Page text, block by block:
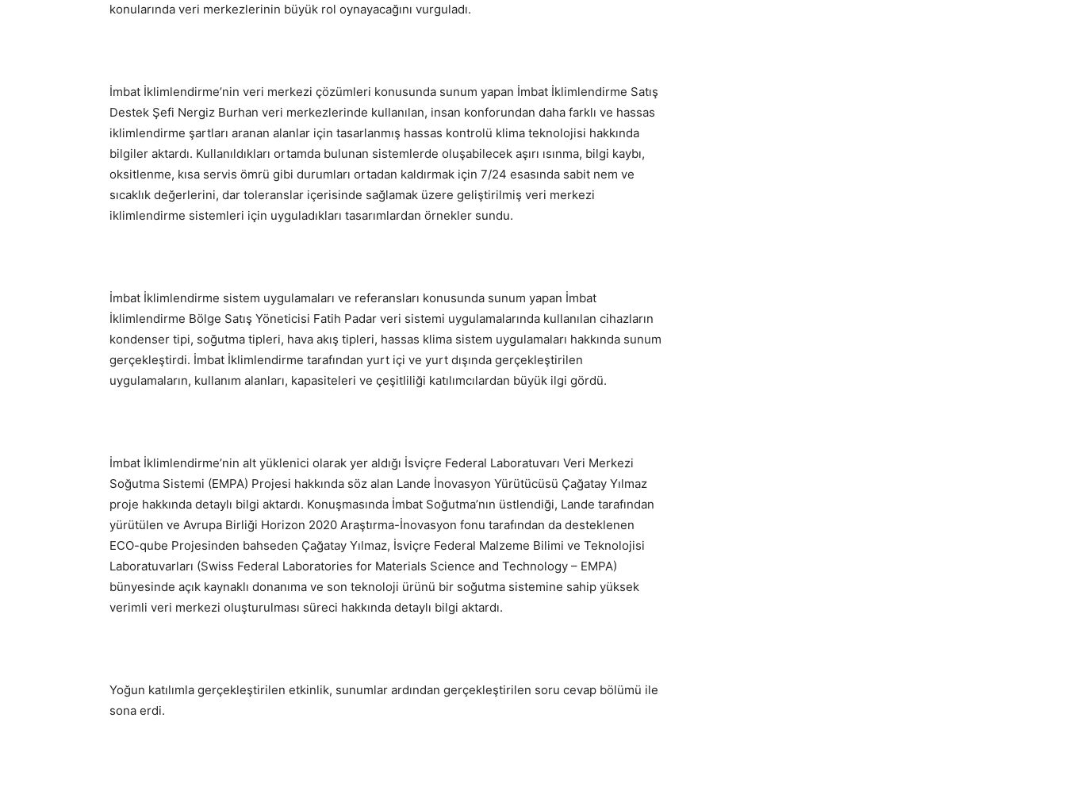
konularında veri merkezlerinin büyük rol oynayacağını vurguladı.
İmbat İklimlendirme’nin veri merkezi çözümleri konusunda sunum yapan İmbat İklimlendirme Satış
Destek Şefi Nergiz Burhan veri merkezlerinde kullanılan, insan konforundan daha farklı ve hassas
iklimlendirme şartları aranan alanlar için tasarlanmış hassas kontrolü klima teknolojisi hakkında
bilgiler aktardı. Kullanıldıkları ortamda bulunan sistemlerde oluşabilecek aşırı ısınma, bilgi kaybı,
oksitlenme, kısa servis ömrü gibi durumları ortadan kaldırmak için 7/24 esasında sabit nem ve
sıcaklık değerlerini, dar toleranslar içerisinde sağlamak üzere geliştirilmiş veri merkezi
iklimlendirme sistemleri için uyguladıkları tasarımlardan örnekler sundu.
İmbat İklimlendirme sistem uygulamaları ve referansları konusunda sunum yapan İmbat
İklimlendirme Bölge Satış Yöneticisi Fatih Padar veri sistemi uygulamalarında kullanılan cihazların
kondenser tipi, soğutma tipleri, hava akış tipleri, hassas klima sistem uygulamaları hakkında sunum
gerçekleştirdi. İmbat İklimlendirme tarafından yurt içi ve yurt dışında gerçekleştirilen
uygulamaların, kullanım alanları, kapasiteleri ve çeşitliliği katılımcılardan büyük ilgi gördü.
İmbat İklimlendirme’nin alt yüklenici olarak yer aldığı İsviçre Federal Laboratuvarı Veri Merkezi
Soğutma Sistemi (EMPA) Projesi hakkında söz alan Lande İnovasyon Yürütücüsü Çağatay Yılmaz
proje hakkında detaylı bilgi aktardı. Konuşmasında İmbat Soğutma’nın üstlendiği, Lande tarafından
yürütülen ve Avrupa Birliği Horizon 2020 Araştırma-İnovasyon fonu tarafından da desteklenen
ECO-qube Projesinden bahseden Çağatay Yılmaz, İsviçre Federal Malzeme Bilimi ve Teknolojisi
Laboratuvarları (Swiss Federal Laboratories for Materials Science and Technology – EMPA)
bünyesinde açık kaynaklı donanıma ve son teknoloji ürünü bir soğutma sistemine sahip yüksek
verimli veri merkezi oluşturulması süreci hakkında detaylı bilgi aktardı.
Yoğun katılımla gerçekleştirilen etkinlik, sunumlar ardından gerçekleştirilen soru cevap bölümü ile
sona erdi.